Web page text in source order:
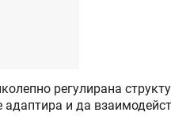
регулирана
адаптира и да